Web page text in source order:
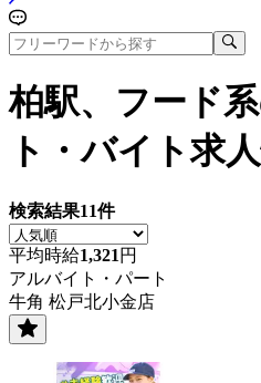
柏駅、フード系
ト・バイト求
検索結果11件
平均時給1,321 円
アルバイト・パート
牛角 松戸北小金店